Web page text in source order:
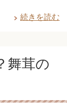
続きを読む
舞茸の